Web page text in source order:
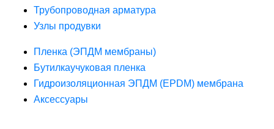
Трубопроводная арматура
Узлы продувки
Пленка (ЭПДМ мембраны)
Бутилкаучуковая пленка
Гидроизоляционная ЭПДМ (EPDM) мембрана
Аксессуары